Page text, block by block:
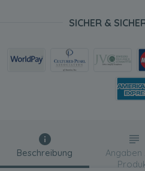
SICHER &
Beschreibung
Angaben